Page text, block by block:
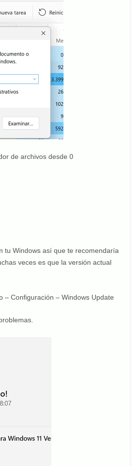
de archivos desde 0
tu Windows así que te recomendaría
veces es que la versión actual
– Configuración – Windows Update